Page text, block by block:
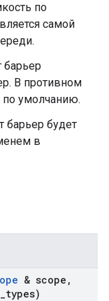
по
самой
барьер
В противном
по умолчанию.
барьер будет
в
& scope ,
types)